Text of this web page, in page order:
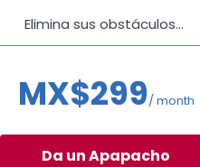
Elimina sus obstáculos…
MX$299/ month
Da un Apapacho